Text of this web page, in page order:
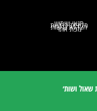
תנאי שימוש
מדיניות פרטיות
הצהרת נגישות
מפת אתר
שאול ושות׳